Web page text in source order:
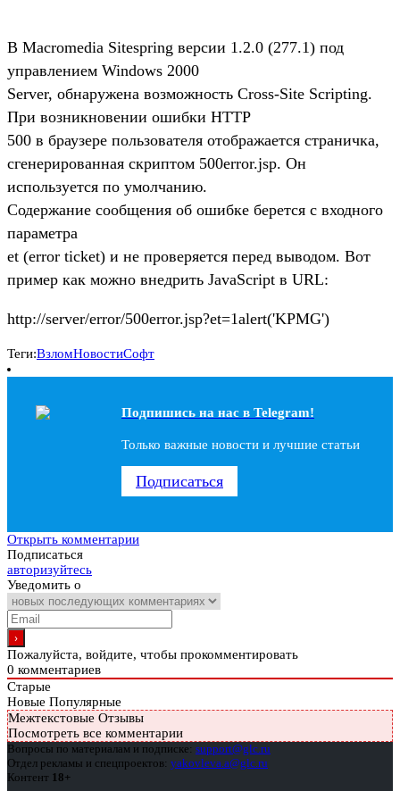
В Macromedia Sitespring версии 1.2.0 (277.1) под
управлением Windows 2000
Server, обнаружена возможность Cross-Site Scripting.
При возникновении ошибки HTTP
500 в браузере пользователя отображается страничка,
сгенерированная скриптом 500error.jsp. Он
используется по умолчанию.
Содержание сообщения об ошибке берется с входного
параметра
et (error ticket) и не проверяется перед выводом. Вот
пример как можно внедрить JavaScript в URL:
http://server/error/500error.jsp?et=1alert('KPMG')
Теги:ВзломНовостиСофт
Подпишись на наc в Telegram!
Только важные новости и лучшие статьи
Подписаться
Открыть комментарии
Подписаться
авторизуйтесь
Уведомить о
Пожалуйста, войдите, чтобы прокомментировать
0 комментариев
Старые
Новые Популярные
Межтекстовые Отзывы
Посмотреть все комментарии
Вопросы по материалам и подписке: support@glc.ru
Отдел рекламы и спецпроектов: yakovleva.a@glc.ru
Контент 18+